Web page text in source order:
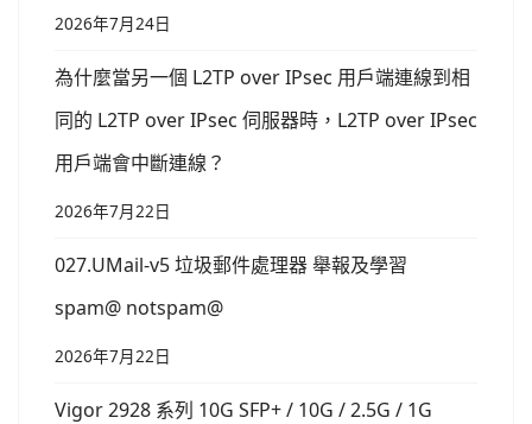
2026年7月24日
為什麼當另一個 L2TP over IPsec 用戶端連線到相
同的 L2TP over IPsec 伺服器時，L2TP over IPsec
用戶端會中斷連線？
2026年7月22日
027.UMail-v5 垃圾郵件處理器 舉報及學習
spam@ notspam@
2026年7月22日
Vigor 2928 系列 10G SFP+ / 10G / 2.5G / 1G